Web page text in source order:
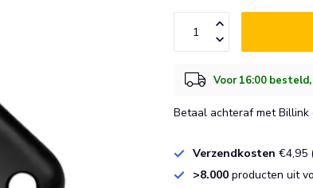
Voor 16:00
Betaal achteraf met Billink
Verzendkosten €4,95
>8.000 producten uit